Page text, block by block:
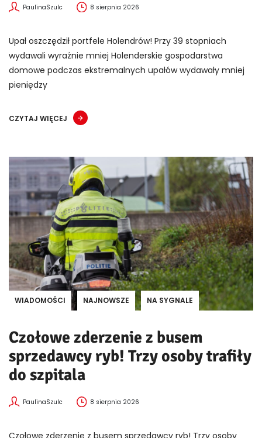
PaulinaSzulc 8 sierpnia 2026
Upał oszczędził portfele Holendrów! Przy 39 stopniach
wydawali wyraźnie mniej Holenderskie gospodarstwa
domowe podczas ekstremalnych upałów wydawały mniej
pieniędzy
CZYTAJ WIĘCEJ
WIADOMOŚCI NAJNOWSZE NA SYGNALE
Czołowe zderzenie z busem
sprzedawcy ryb! Trzy osoby trafiły
do szpitala
PaulinaSzulc 8 sierpnia 2026